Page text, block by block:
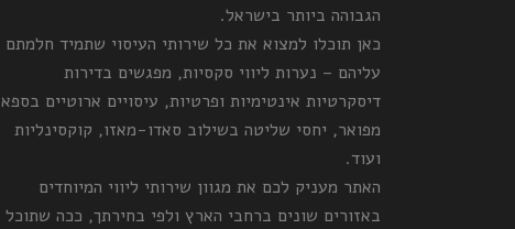
הגבוהה ביותר בישראל.
כאן תוכלו למצוא את כל שירותי העיסוי שתמיד חלמתם
עליהם – נערות ליווי סקסיות, מפגשים בדירות
דיסקרטיות אינטימיות ופרטיות, עיסויים ארוטיים בספא
מפואר, יחסי שליטה בשילוב סאדו-מאזו, קוקסינליות
ועוד.
האתר מעניק לכם את מגוון שירותי ליווי המיוחדים
באזורים שונים ברחבי הארץ ולפי בחירתך, ככה שתוכל